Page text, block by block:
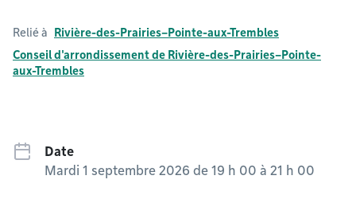
Relié à
Rivière-des-Prairies–Pointe-aux-Trembles
Conseil d'arrondissement de Rivière-des-Prairies–Pointe-
aux-Trembles
Date
Mardi 1 septembre 2026 de 19 h 00 à 21 h 00